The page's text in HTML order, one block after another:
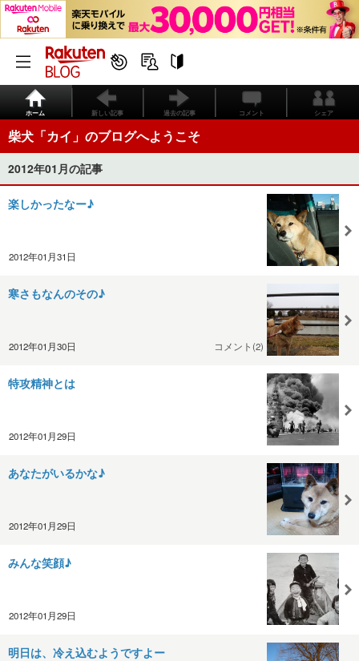
ホーム 新しい記事 過去の記事 コメント シェア
柴犬「カイ」のブログへようこそ
2012年01月の記事
楽しかったなー♪
2012年01月31日
寒さもなんのその♪
2012年01月30日 コメント(2)
特攻精神とは
2012年01月29日
あなたがいるかな♪
2012年01月29日
みんな笑顔♪
2012年01月29日
明日は、冷え込むようですよー